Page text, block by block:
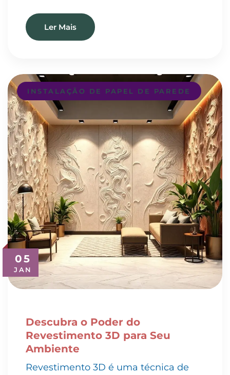
Ler Mais
05
JAN
INSTALAÇÃO DE PAPEL DE PAREDE
Descubra o Poder do
Revestimento 3D para Seu
Ambiente
Revestimento 3D é uma técnica de